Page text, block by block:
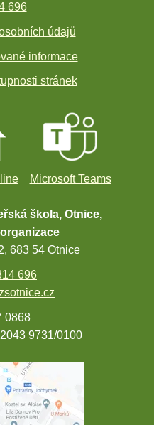
696
údajů
informace
stránek
Microsoft Teams
škola, Otnice,
683 54 Otnice
696
0868
9731/0100